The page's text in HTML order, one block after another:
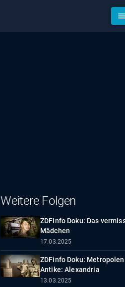
Weitere Folgen
ZDFinfo Doku: Das
Mädchen
17.03.2025
ZDFinfo Doku:
Antike: Alexandria
13.03.2025